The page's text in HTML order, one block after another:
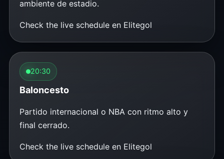
ambiente de estadio.
Check the live schedule en Elitegol
20:30
Baloncesto
Partido internacional o NBA con ritmo alto y
final cerrado.
Check the live schedule en Elitegol